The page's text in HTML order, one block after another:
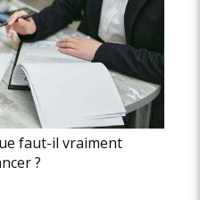
faut-il vraiment
?